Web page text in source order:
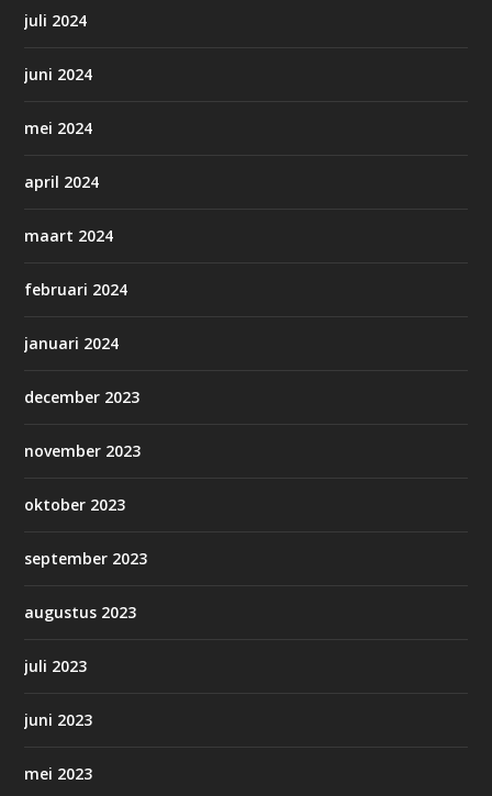
juli 2024
juni 2024
mei 2024
april 2024
maart 2024
februari 2024
januari 2024
december 2023
november 2023
oktober 2023
september 2023
augustus 2023
juli 2023
juni 2023
mei 2023